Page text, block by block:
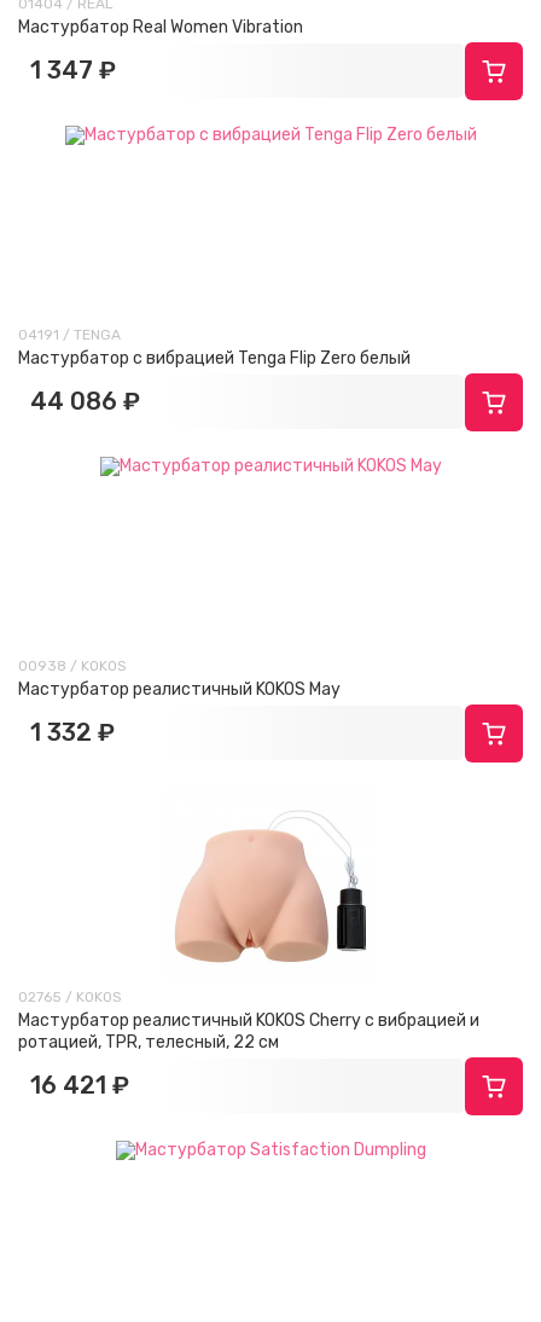
01404 / REAL
Мастурбатор Real Women Vibration
1 347 ₽
04191 / TENGA
Мастурбатор с вибрацией Tenga Flip Zero белый
44 086 ₽
00938 / KOKOS
Мастурбатор реалистичный KOKOS May
1 332 ₽
02765 / KOKOS
Мастурбатор реалистичный KOKOS Cherry с вибрацией и
ротацией, TPR, телесный, 22 см
16 421 ₽